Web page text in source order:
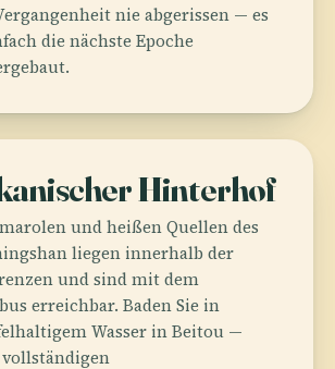
nie abgerissen — es
die nächste Epoche
Hinterhof
und heißen Quellen des
liegen innerhalb der
und sind mit dem
erreichbar. Baden Sie in
Wasser in Beitou —